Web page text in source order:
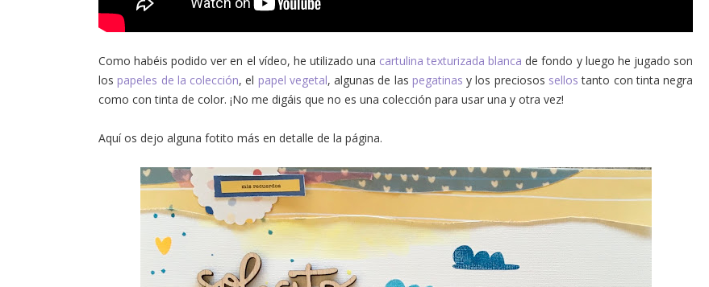
Como habéis podido ver en el vídeo, he utilizado una cartulina texturizada blanca de fondo y luego he jugado son
los papeles de la colección, el papel vegetal, algunas de las pegatinas y los preciosos sellos tanto con tinta negra
como con tinta de color. ¡No me digáis que no es una colección para usar una y otra vez!
Aquí os dejo alguna fotito más en detalle de la página.